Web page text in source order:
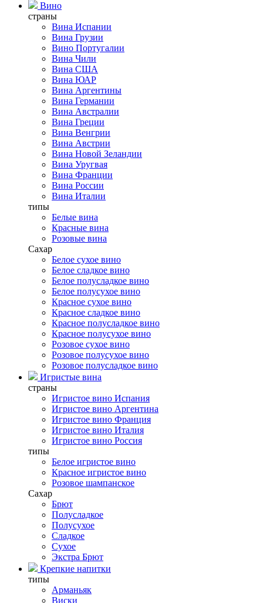
Вино
страны
Вина Испании
Вина Грузии
Вино Португалии
Вина Чили
Вина США
Вина ЮАР
Вина Аргентины
Вина Германии
Вина Австралии
Вина Греции
Вина Венгрии
Вина Австрии
Вина Новой Зеландии
Вина Уругвая
Вина Франции
Вина России
Вина Италии
типы
Белые вина
Красные вина
Розовые вина
Сахар
Белое сухое вино
Белое сладкое вино
Белое полусладкое вино
Белое полусухое вино
Красное сухое вино
Красное сладкое вино
Красное полусладкое вино
Красное полусухое вино
Розовое сухое вино
Розовое полусухое вино
Розовое полусладкое вино
Игристые вина
страны
Игристое вино Испания
Игристое вино Аргентина
Игристое вино Франция
Игристое вино Италия
Игристое вино Россия
типы
Белое игристое вино
Красное игристое вино
Розовое шампанское
Сахар
Брют
Полусладкое
Полусухое
Сладкое
Сухое
Экстра Брют
Крепкие напитки
типы
Арманьяк
Виски